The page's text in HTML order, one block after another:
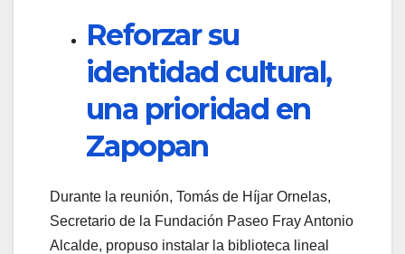
Reforzar su
identidad cultural,
una prioridad en
Zapopan
Durante la reunión, Tomás de Híjar Ornelas,
Secretario de la Fundación Paseo Fray Antonio
Alcalde, propuso instalar la biblioteca lineal